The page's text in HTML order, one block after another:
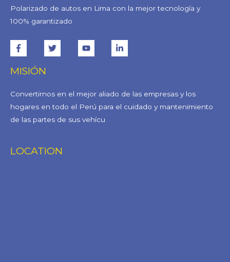
Polarizado de autos en Lima con la mejor tecnología y
100% garantizado
MISIÓN
Convertirnos en el mejor aliado de las empresas y los
hogares en todo el Perú para el cuidado y mantenimiento
de las partes de sus vehícu
LOCATION